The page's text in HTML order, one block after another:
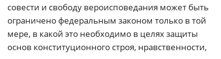
совести и свободу вероисповедания может быть
ограничено федеральным законом только в той
мере, в какой это необходимо в целях защиты
основ конституционного строя, нравственности,